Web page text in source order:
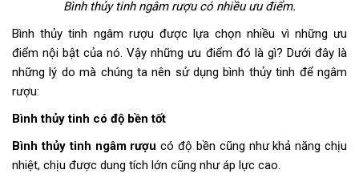
Bình thủy tinh ngâm rượu có nhiều ưu điểm.
Bình thủy tinh ngâm rượu được lựa chọn nhiều vì những ưu
điểm nội bật của nó. Vậy những ưu điểm đó là gì? Dưới đây là
những lý do mà chúng ta nên sử dụng bình thủy tinh để ngâm
rượu:
Bình thủy tinh có độ bền tốt
Bình thủy tinh ngâm rượu có độ bền cũng như khả năng chịu
nhiệt, chịu được dung tích lớn cũng như áp lực cao.